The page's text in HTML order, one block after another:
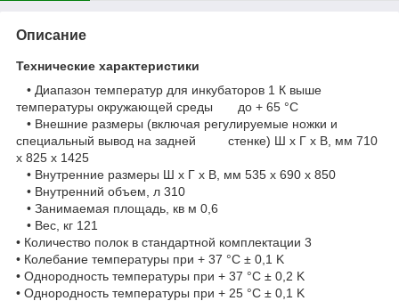
Описание
Технические характеристики
• Диапазон температур для инкубаторов 1 К выше
температуры окружающей среды до + 65 °С
• Внешние размеры (включая регулируемые ножки и
специальный вывод на задней стенке) Ш x Г x В, мм 710
x 825 x 1425
• Внутренние размеры Ш x Г x В, мм 535 x 690 x 850
• Внутренний объем, л 310
• Занимаемая площадь, кв м 0,6
• Вес, кг 121
• Количество полок в стандартной комплектации 3
• Колебание температуры при + 37 °С ± 0,1 K
• Однородность температуры при + 37 °С ± 0,2 K
• Однородность температуры при + 25 °С ± 0,1 K